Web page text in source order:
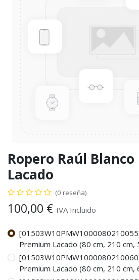
Ropero Raúl
Lacado
(0 reseña)
100,00 € IVA Incluido
Premium Lacado (80 cm, 210 cm,
Premium Lacado (80 cm, 210 cm,